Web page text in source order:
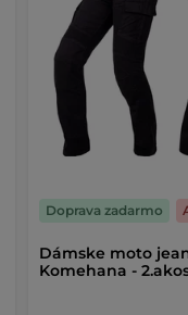
Dámske moto
Komehana -
Doprava zadarmo